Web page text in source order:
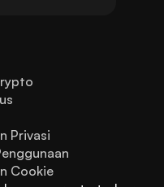
Privasi
Cookie